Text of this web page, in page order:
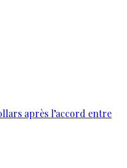
après l’accord entre